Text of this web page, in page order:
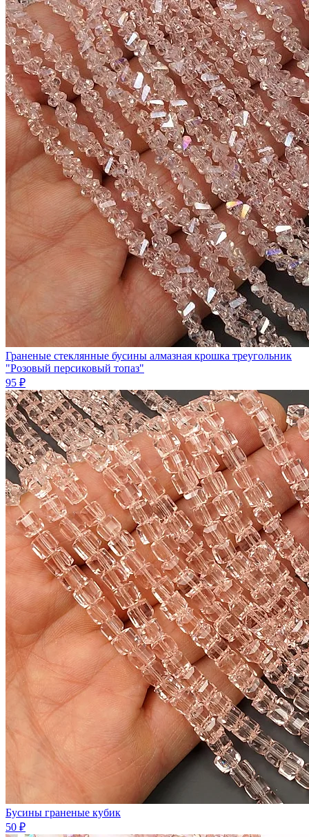
Граненые стеклянные бусины алмазная крошка треугольник
"Розовый персиковый топаз"
95 ₽
Бусины граненые кубик
50 ₽